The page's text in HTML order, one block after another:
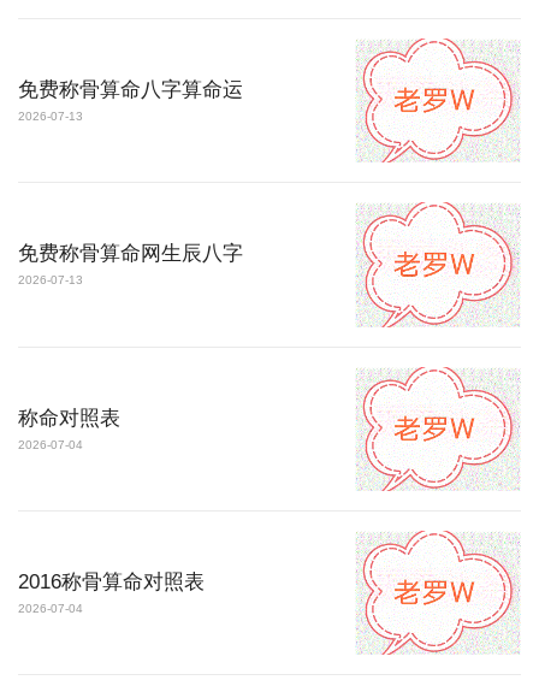
免费称骨算命八字算命运
2026-07-13
免费称骨算命网生辰八字
2026-07-13
称命对照表
2026-07-04
2016称骨算命对照表
2026-07-04